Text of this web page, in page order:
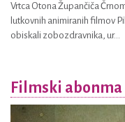
Vrtca Otona Župančiča
lutkovnih animiranih filmov
obiskali zobozdravnika, ur...
Filmski